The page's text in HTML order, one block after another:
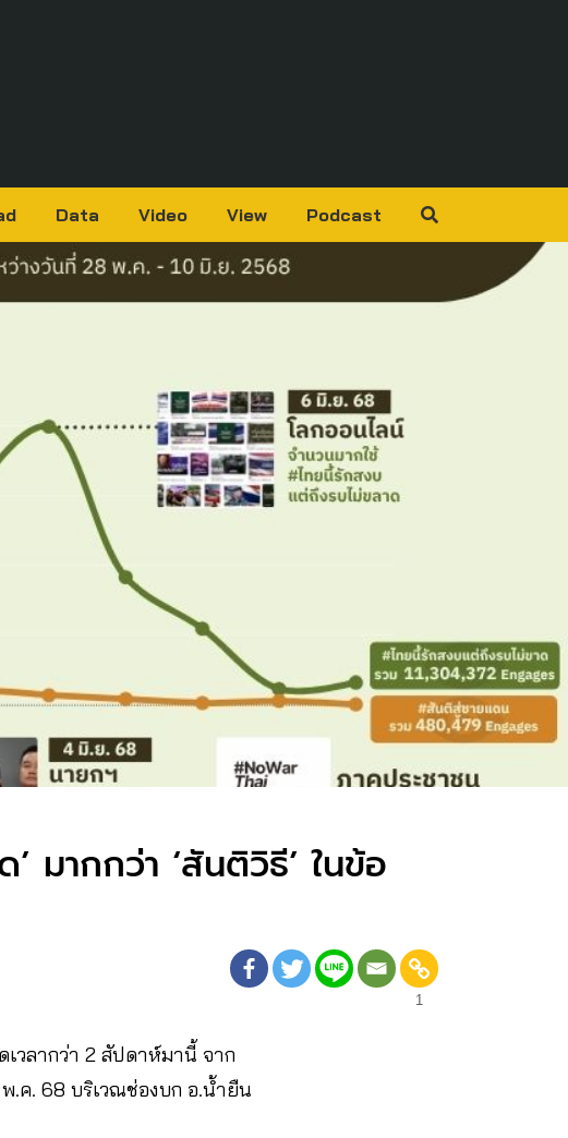
Data Video View Podcast
มากกว่า ‘สันติวิธี’ ในข้อ
1
วลากว่า 2 สัปดาห์มานี้ จาก
.ค. 68 บริเวณช่องบก อ.น้ำยืน